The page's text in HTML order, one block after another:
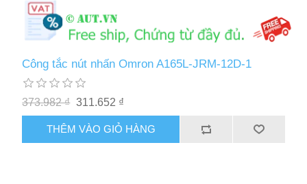
Công tắc nút nhấn Omron A165L-JRM-12D-1
373.982 ₫ 311.652 ₫
THÊM VÀO GIỎ HÀNG